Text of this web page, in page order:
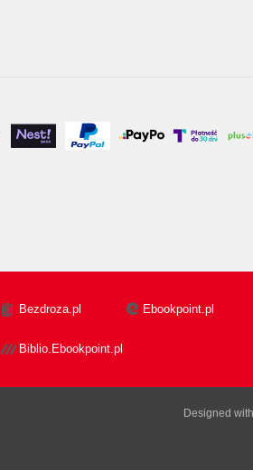
Bezdroza.pl Ebookpoint.pl
Biblio.Ebookpoint.pl
Designed